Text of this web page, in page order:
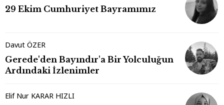
29 Ekim Cumhuriyet Bayramımız
Davut ÖZER
Gerede'den Bayındır'a Bir Yolculuğun
Ardındaki İzlenimler
Elif Nur KARAR HIZLI